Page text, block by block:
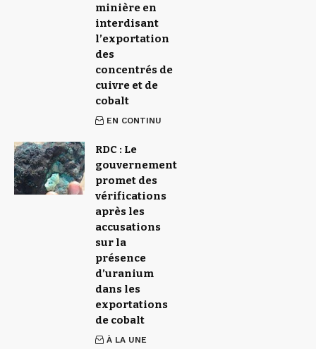
minière en
interdisant
l’exportation
des
concentrés de
cuivre et de
cobalt
EN CONTINU
RDC : Le
gouvernement
promet des
vérifications
après les
accusations
sur la
présence
d’uranium
dans les
exportations
de cobalt
À LA UNE